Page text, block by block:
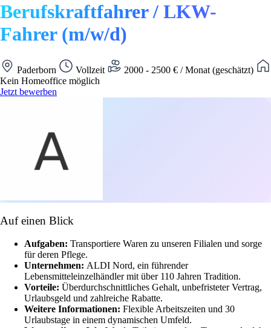
Berufskraftfahrer / LKW-
Fahrer (m/w/d)
Paderborn Vollzeit
2000 - 2500 € / Monat (geschätzt)
Kein Homeoffice möglich
Jetzt bewerben
Auf einen Blick
Aufgaben: Transportiere Waren zu unseren Filialen und sorge
für deren Pflege.
Unternehmen: ALDI Nord, ein führender
Lebensmitteleinzelhändler mit über 110 Jahren Tradition.
Vorteile: Überdurchschnittliches Gehalt, unbefristeter Vertrag,
Urlaubsgeld und zahlreiche Rabatte.
Weitere Informationen: Flexible Arbeitszeiten und 30
Urlaubstage in einem dynamischen Umfeld.